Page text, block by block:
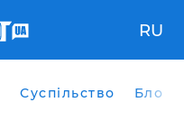
RU
Суспільство Блоги